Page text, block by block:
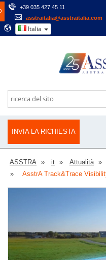
+39 035 427 45 11
asstraitalia@asstraitalia.com
Italia
INVIA LA RICHIESTA
ASSTRA it Attualità
AsstrA Track&Trace